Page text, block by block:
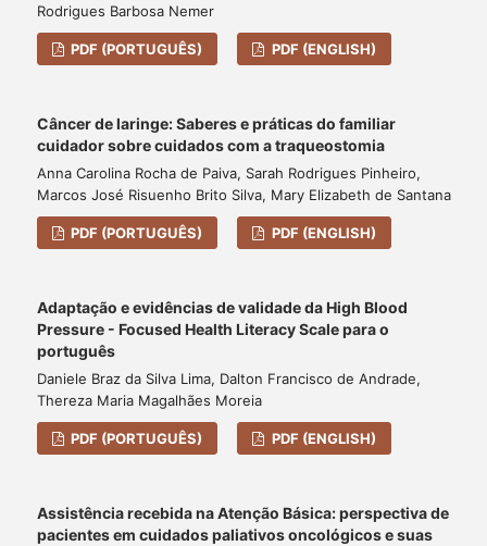
Rodrigues Barbosa Nemer
PDF (PORTUGUÊS) PDF (ENGLISH)
Câncer de laringe: Saberes e práticas do familiar
cuidador sobre cuidados com a traqueostomia
Anna Carolina Rocha de Paiva, Sarah Rodrigues Pinheiro,
Marcos José Risuenho Brito Silva, Mary Elizabeth de Santana
PDF (PORTUGUÊS) PDF (ENGLISH)
Adaptação e evidências de validade da High Blood
Pressure - Focused Health Literacy Scale para o
português
Daniele Braz da Silva Lima, Dalton Francisco de Andrade,
Thereza Maria Magalhães Moreia
PDF (PORTUGUÊS) PDF (ENGLISH)
Assistência recebida na Atenção Básica: perspectiva de
pacientes em cuidados paliativos oncológicos e suas